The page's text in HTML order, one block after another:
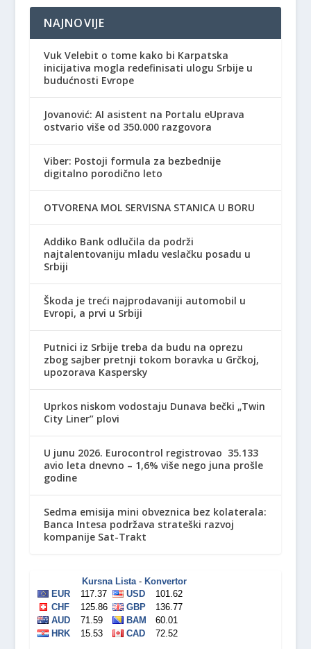
NAJNOVIJE
Vuk Velebit o tome kako bi Karpatska
inicijativa mogla redefinisati ulogu Srbije u
budućnosti Evrope
Jovanović: AI asistent na Portalu eUprava
ostvario više od 350.000 razgovora
Viber: Postoji formula za bezbednije
digitalno porodično leto
OTVORENA MOL SERVISNA STANICA U BORU
Addiko Bank odlučila da podrži
najtalentovaniju mladu veslačku posadu u
Srbiji
Škoda je treći najprodavaniji automobil u
Evropi, a prvi u Srbiji
Putnici iz Srbije treba da budu na oprezu
zbog sajber pretnji tokom boravka u Grčkoj,
upozorava Kaspersky
Uprkos niskom vodostaju Dunava bečki „Twin
City Liner” plovi
U junu 2026. Eurocontrol registrovao 35.133
avio leta dnevno – 1,6% više nego juna prošle
godine
Sedma emisija mini obveznica bez kolaterala:
Banca Intesa podržava strateški razvoj
kompanije Sat-Trakt